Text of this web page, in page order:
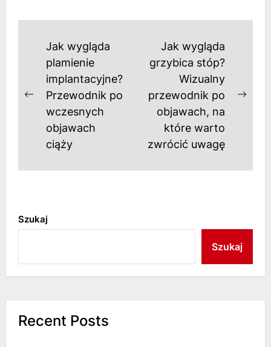
Nawigacja
wpisu
Previous
post:
Jak wygląda
plamienie
implantacyjne?
Przewodnik po
wczesnych
objawach
ciąży
Jak wygląda
grzybica stóp?
Wizualny
przewodnik po
objawach, na
które warto
zwrócić uwagę
Szukaj
Szukaj
Recent Posts